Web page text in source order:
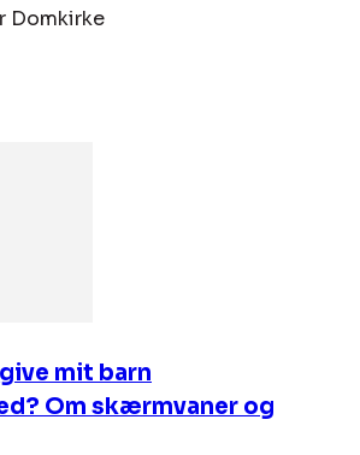
Domkirke
mit barn
Om skærmvaner og